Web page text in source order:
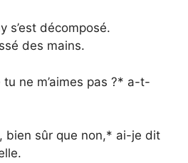
s’est décomposé.
des mains.
ne m’aimes pas ?* a-t-
sûr que non,* ai-je dit